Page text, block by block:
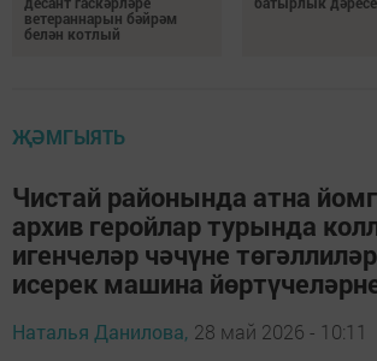
ветераннарын бәйрәм
белән котлый
ҖӘМГЫЯТЬ
Чистай районында атна
архив геройлар турында
игенчеләр чәчүне
исерек машина
Наталья Данилова, 28 май 2026 - 10:11